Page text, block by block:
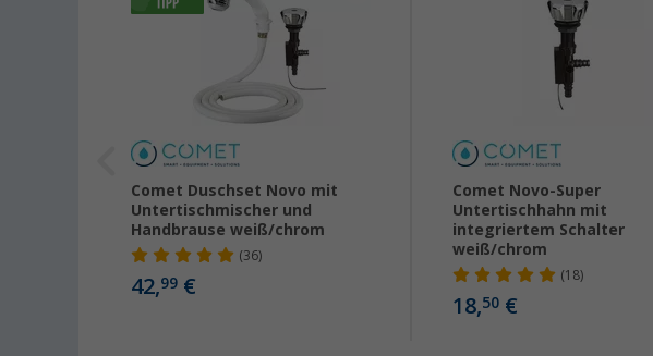
Comet Duschset Novo mit
Untertischmischer und
Handbrause weiß/chrom
(36)
42,99 €
Comet Novo-Super
Untertischhahn mit
integriertem Schalter
weiß/chrom
(18)
18,50€